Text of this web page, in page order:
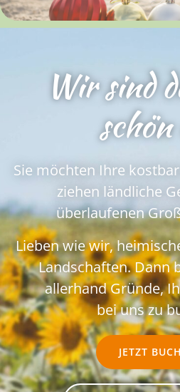
Wir sind
Sie möchten Ihre
ziehen ländliche
überlaufenen
Lieben wie wir,
Landschaften. Dann
allerhand Gründe,
bei uns zu
JETZT